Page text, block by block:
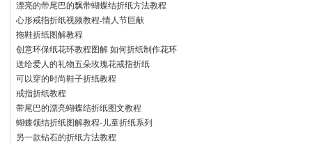
漂亮的带尾巴的飘带蝴蝶结折纸方法教程
心形戒指折纸视频教程-情人节巨献
拖鞋折纸图解教程
创意环保纸花环教程图解 如何折纸制作花环
送给爱人的礼物五朵玫瑰花戒指折纸
可以穿的时尚鞋子折纸教程
戒指折纸教程
带尾巴的漂亮蝴蝶结折纸图文教程
蝴蝶领结折纸图解教程-儿童折纸系列
另一款钻石的折纸方法教程